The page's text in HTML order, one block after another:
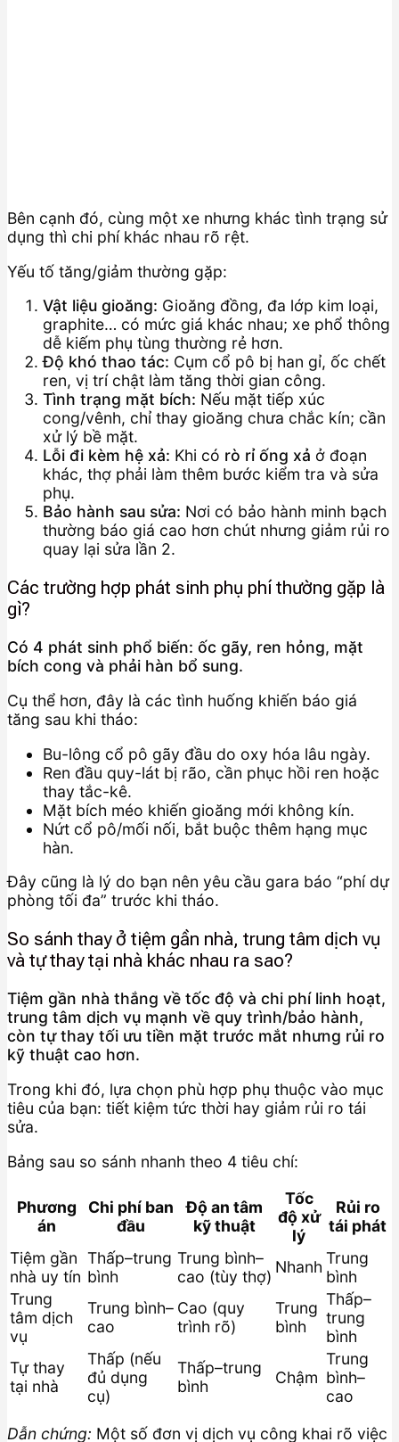
Bên cạnh đó, cùng một xe nhưng khác tình trạng sử
dụng thì chi phí khác nhau rõ rệt.
Yếu tố tăng/giảm thường gặp:
Vật liệu gioăng: Gioăng đồng, đa lớp kim loại,
graphite… có mức giá khác nhau; xe phổ thông
dễ kiếm phụ tùng thường rẻ hơn.
Độ khó thao tác: Cụm cổ pô bị han gỉ, ốc chết
ren, vị trí chật làm tăng thời gian công.
Tình trạng mặt bích: Nếu mặt tiếp xúc
cong/vênh, chỉ thay gioăng chưa chắc kín; cần
xử lý bề mặt.
Lỗi đi kèm hệ xả: Khi có rò rỉ ống xả ở đoạn
khác, thợ phải làm thêm bước kiểm tra và sửa
phụ.
Bảo hành sau sửa: Nơi có bảo hành minh bạch
thường báo giá cao hơn chút nhưng giảm rủi ro
quay lại sửa lần 2.
Các trường hợp phát sinh phụ phí thường gặp là
gì?
Có 4 phát sinh phổ biến: ốc gãy, ren hỏng, mặt
bích cong và phải hàn bổ sung.
Cụ thể hơn, đây là các tình huống khiến báo giá
tăng sau khi tháo:
Bu-lông cổ pô gãy đầu do oxy hóa lâu ngày.
Ren đầu quy-lát bị rão, cần phục hồi ren hoặc
thay tắc-kê.
Mặt bích méo khiến gioăng mới không kín.
Nứt cổ pô/mối nối, bắt buộc thêm hạng mục
hàn.
Đây cũng là lý do bạn nên yêu cầu gara báo “phí dự
phòng tối đa” trước khi tháo.
So sánh thay ở tiệm gần nhà, trung tâm dịch vụ
và tự thay tại nhà khác nhau ra sao?
Tiệm gần nhà thắng về tốc độ và chi phí linh hoạt,
trung tâm dịch vụ mạnh về quy trình/bảo hành,
còn tự thay tối ưu tiền mặt trước mắt nhưng rủi ro
kỹ thuật cao hơn.
Trong khi đó, lựa chọn phù hợp phụ thuộc vào mục
tiêu của bạn: tiết kiệm tức thời hay giảm rủi ro tái
sửa.
Bảng sau so sánh nhanh theo 4 tiêu chí:
Phương
án
Chi phí ban
đầu
Độ an tâm
kỹ thuật
Tốc
độ xử
lý
Rủi ro
tái phát
Tiệm gần
nhà uy tín
Thấp–trung
bình
Trung bình–
cao (tùy thợ)
Nhanh Trung
bình
Trung
tâm dịch
vụ
Trung bình–
cao
Cao (quy
trình rõ)
Trung
bình
Thấp–
trung
bình
Tự thay
tại nhà
Thấp (nếu
đủ dụng
cụ)
Thấp–trung
bình
Chậm
Trung
bình–
cao
Dẫn chứng: Một số đơn vị dịch vụ công khai rõ việc